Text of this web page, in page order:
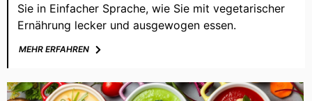
Sie in Einfacher Sprache, wie Sie mit vegetarischer
Ernährung lecker und ausgewogen essen.
MEHR ERFAHREN